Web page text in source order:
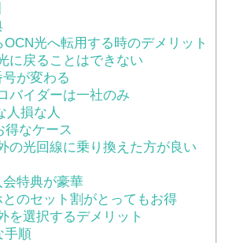
光へ転用する時のデメリット
に戻ることはできない
が変わる
バイダーは一社のみ
人損な人
得なケース
の光回線に乗り換えた方が良い
特典が豪華
のセット割がとってもお得
を選択するデメリット
順